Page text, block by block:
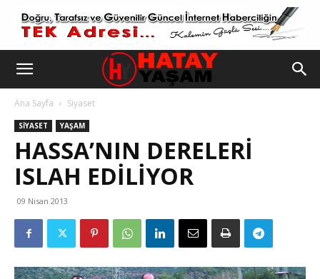
Ana Sayfa Siyaset
SIYASET YAŞAM
HASSA’NIN DERELERI
ISLAH EDILIYOR
09 Nisan 2013